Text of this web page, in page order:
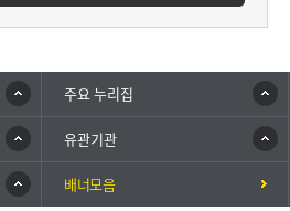
주요 누리집
유관기관
배너모음